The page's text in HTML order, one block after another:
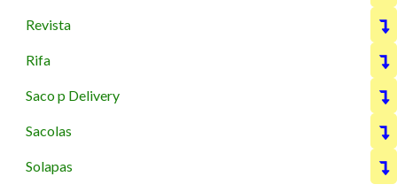
Revista
Rifa
Saco p Delivery
Sacolas
Solapas